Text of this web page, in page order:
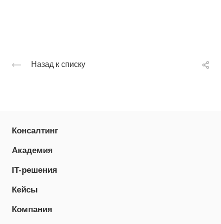
Назад к списку
Консалтинг
Академия
IT-решения
Кейсы
Компания